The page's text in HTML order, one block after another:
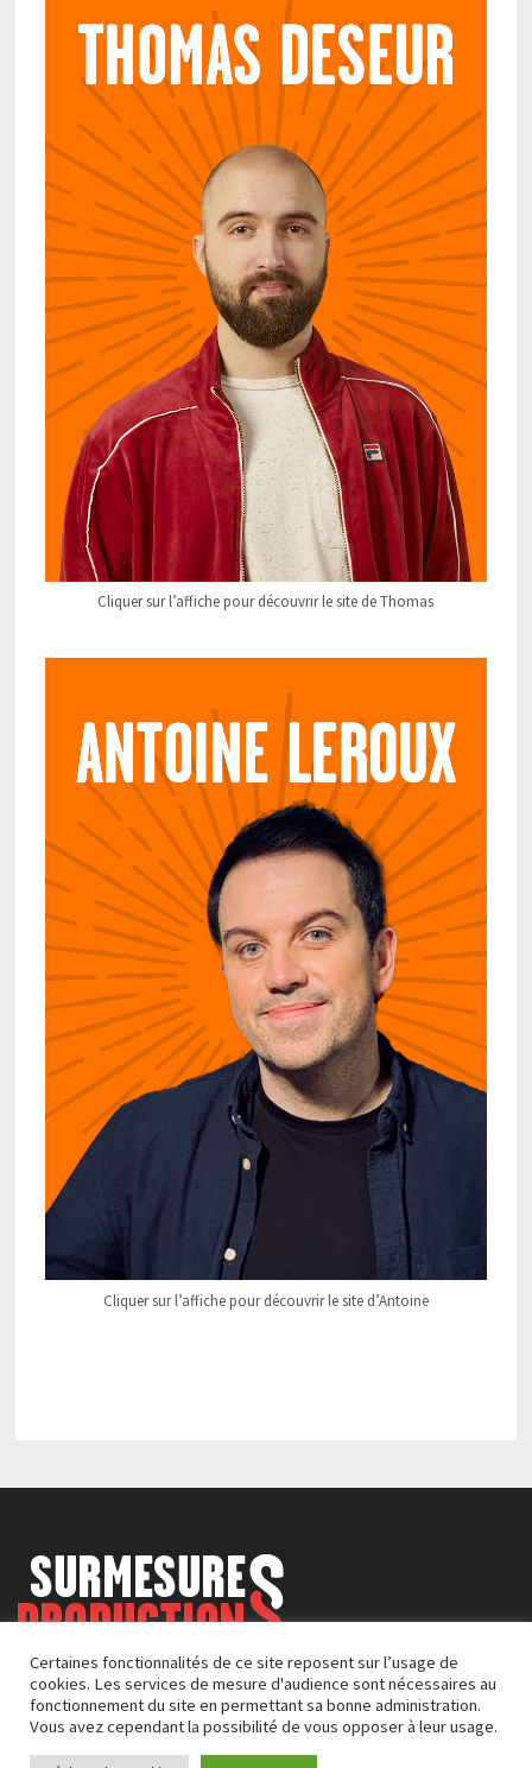
Cliquer sur l’affiche pour découvrir le site de Thomas
Cliquer sur l’affiche pour découvrir le site d’Antoine
© Sumersures Productions - Émotions partagées • Design :
Certaines fonctionnalités de ce site reposent sur l’usage de
cookies. Les services de mesure d'audience sont nécessaires au
fonctionnement du site en permettant sa bonne administration.
Vous avez cependant la possibilité de vous opposer à leur usage.